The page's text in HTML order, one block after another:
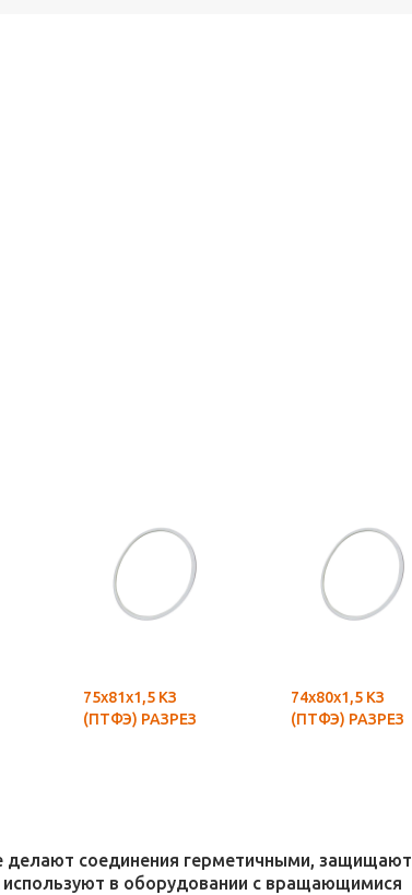
75х81х1,5 КЗ
(ПТФЭ) РАЗРЕЗ
74х80х1,5 КЗ
(ПТФЭ) РАЗРЕЗ
делают соединения герметичными, защищают
используют в оборудовании с вращающимися